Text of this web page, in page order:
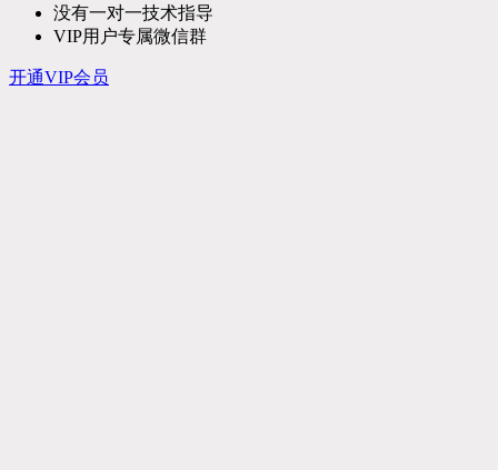
没有一对一技术指导
VIP用户专属微信群
开通VIP会员